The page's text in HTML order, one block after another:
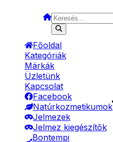
Főoldal
Kategóriák
Márkák
Üzletünk
Kapcsolat
Facebook
Natúrkozmetikumok
Jelmezek
Jelmez kiegészítők
Bontempi